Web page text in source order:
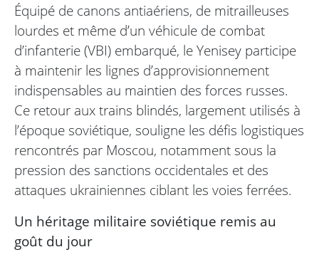
Équipé de canons antiaériens, de mitrailleuses
lourdes et même d’un véhicule de combat
d’infanterie (VBI) embarqué, le Yenisey participe
à maintenir les lignes d’approvisionnement
indispensables au maintien des forces russes.
Ce retour aux trains blindés, largement utilisés à
l’époque soviétique, souligne les défis logistiques
rencontrés par Moscou, notamment sous la
pression des sanctions occidentales et des
attaques ukrainiennes ciblant les voies ferrées.
Un héritage militaire soviétique remis au
goût du jour